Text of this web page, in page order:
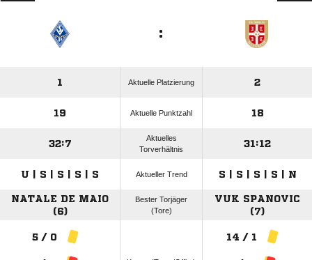
:
1 Aktuelle Platzierung 2
19 Aktuelle Punktzahl 18
32:7
Aktuelles
Torverhältnis
31:12
U | S | S | S | S Aktueller Trend S | S | S | S | N
NATALE DE MAIO
(6)
Bester Torjäger
(Tore)
VUK SPANOVIC
(7)
5 / 0 14 / 1